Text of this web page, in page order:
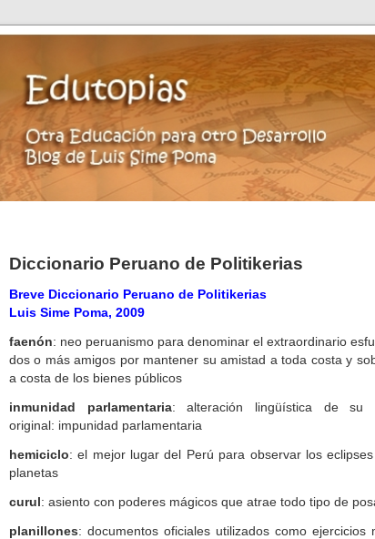
Diccionario Peruano de Politikerias
Breve Diccionario Peruano de Politikerias
Luis Sime Poma, 2009
faenón: neo peruanismo para denominar el extraordinario
dos o más amigos por mantener su amistad a toda costa y
a costa de los bienes públicos
inmunidad parlamentaria: alteración lingüística de su
original: impunidad parlamentaria
hemiciclo: el mejor lugar del Perú para observar los
planetas
curul: asiento con poderes mágicos que atrae todo tipo de
planillones: documentos oficiales utilizados como ejercicios